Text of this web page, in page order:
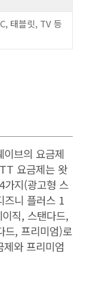
태블릿, TV등
이브의 요금제
요금제는 왓
4가지(광고형 스
즈니 플러스 1
직, 스탠다드,
드, 프리미엄)로
와 프리미엄